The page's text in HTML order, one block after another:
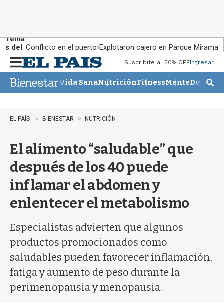
Tema
s del
día:
Conflicto en el puerto Explotaron cajero en Parque Miramar
n
u
Suscribite al 50% OFFIngresar
Vida SanaNutriciónFitnessMente
M
o
EL PAÍS BIENESTAR NUTRICIÓN
El alimento “saludable” que
después de los 40 puede
inflamar el abdomen y
enlentecer el metabolismo
Especialistas advierten que algunos
productos promocionados como
saludables pueden favorecer inflamación,
fatiga y aumento de peso durante la
perimenopausia y menopausia.